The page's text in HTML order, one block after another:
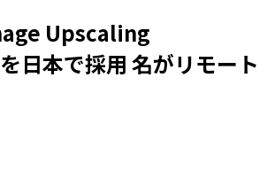
Upscaling
日本で採用 名がリモート